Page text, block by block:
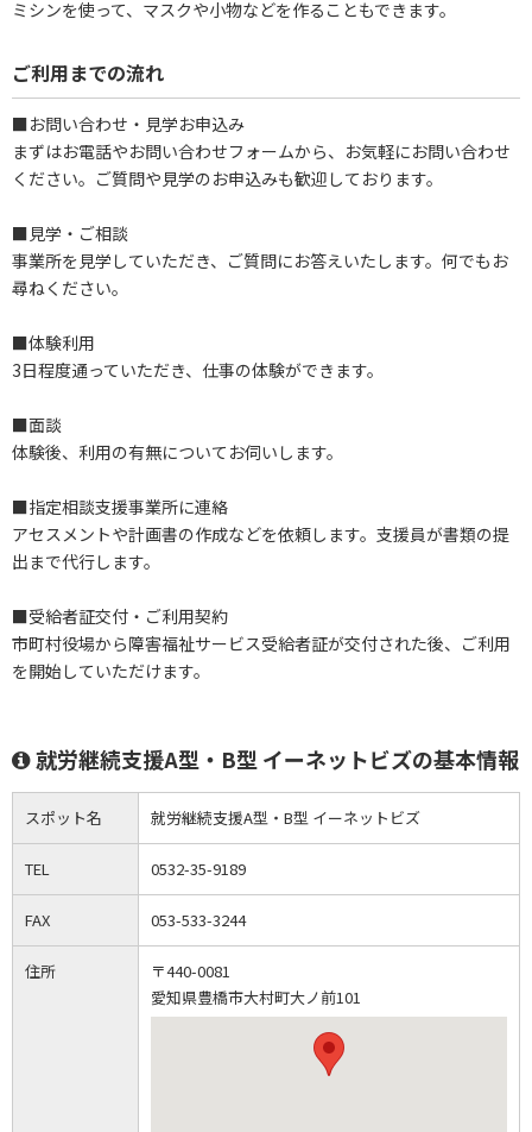
ミシンを使って、マスクや小物などを作ることもできます。
ご利用までの流れ
■お問い合わせ・見学お申込み
まずはお電話やお問い合わせフォームから、お気軽にお問い合わせ
ください。ご質問や見学のお申込みも歓迎しております。
■見学・ご相談
事業所を見学していただき、ご質問にお答えいたします。何でもお
尋ねください。
■体験利用
3日程度通っていただき、仕事の体験ができます。
■面談
体験後、利用の有無についてお伺いします。
■指定相談支援事業所に連絡
アセスメントや計画書の作成などを依頼します。支援員が書類の提
出まで代行します。
■受給者証交付・ご利用契約
市町村役場から障害福祉サービス受給者証が交付された後、ご利用
を開始していただけます。
就労継続支援A型・B型 イーネットビズの基本情報
スポット名 就労継続支援A型・B型 イーネットビズ
TEL 0532-35-9189
FAX 053-533-3244
住所
〒440-0081
愛知県豊橋市大村町大ノ前101